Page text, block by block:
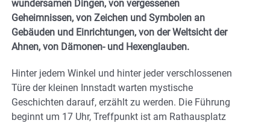
wundersamen Dingen, von vergessenen
Geheimnissen, von Zeichen und Symbolen an
Gebäuden und Einrichtungen, von der Weltsicht der
Ahnen, von Dämonen- und Hexenglauben.
Hinter jedem Winkel und hinter jeder verschlossenen
Türe der kleinen Innstadt warten mystische
Geschichten darauf, erzählt zu werden. Die Führung
beginnt um 17 Uhr, Treffpunkt ist am Rathausplatz